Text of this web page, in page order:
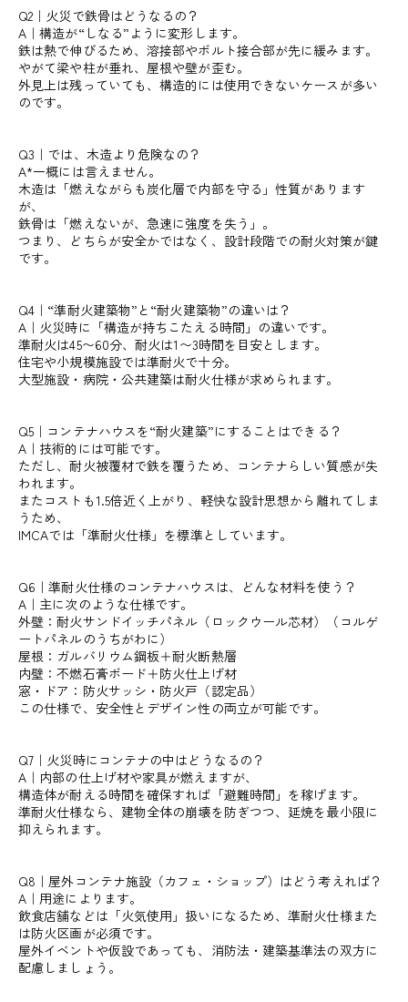
Q2｜火災で鉄骨はどうなるの？
A｜構造が“しなる”ように変形します。
鉄は熱で伸びるため、溶接部やボルト接合部が先に緩みます。
やがて梁や柱が垂れ、屋根や壁が歪む。
外見上は残っていても、構造的には使用できないケースが多い
のです。
Q3｜では、木造より危険なの？
A*一概には言えません。
木造は「燃えながらも炭化層で内部を守る」性質があります
が、
鉄骨は「燃えないが、急速に強度を失う」。
つまり、どちらが安全かではなく、設計段階での耐火対策が鍵
です。
Q4｜“準耐火建築物”と“耐火建築物”の違いは？
A｜火災時に「構造が持ちこたえる時間」の違いです。
準耐火は45〜60分、耐火は1〜3時間を目安とします。
住宅や小規模施設では準耐火で十分。
大型施設・病院・公共建築は耐火仕様が求められます。
Q5｜コンテナハウスを“耐火建築”にすることはできる？
A｜技術的には可能です。
ただし、耐火被覆材で鉄を覆うため、コンテナらしい質感が失
われます。
またコストも1.5倍近く上がり、軽快な設計思想から離れてしま
うため、
IMCAでは「準耐火仕様」を標準としています。
Q6｜準耐火仕様のコンテナハウスは、どんな材料を使う？
A｜主に次のような仕様です。
外壁：耐火サンドイッチパネル（ロックウール芯材）（コルゲ
ートパネルのうちがわに）
屋根：ガルバリウム鋼板＋耐火断熱層
内壁：不燃石膏ボード＋防火仕上げ材
窓・ドア：防火サッシ・防火戸（認定品）
この仕様で、安全性とデザイン性の両立が可能です。
Q7｜火災時にコンテナの中はどうなるの？
A｜内部の仕上げ材や家具が燃えますが、
構造体が耐える時間を確保すれば「避難時間」を稼げます。
準耐火仕様なら、建物全体の崩壊を防ぎつつ、延焼を最小限に
抑えられます。
Q8｜屋外コンテナ施設（カフェ・ショップ）はどう考えれば？
A｜用途によります。
飲食店舗などは「火気使用」扱いになるため、準耐火仕様また
は防火区画が必須です。
屋外イベントや仮設であっても、消防法・建築基準法の双方に
配慮しましょう。